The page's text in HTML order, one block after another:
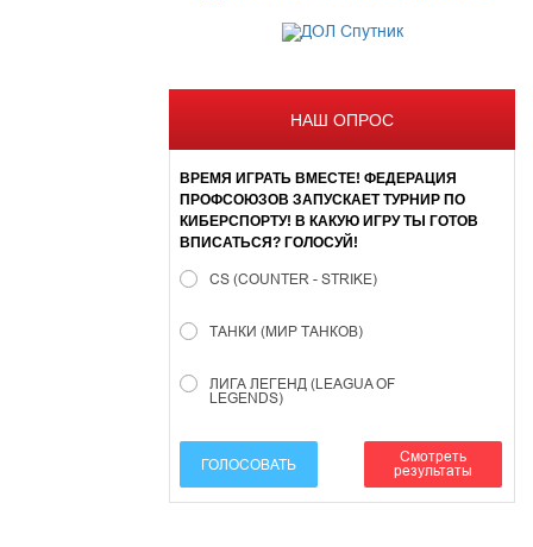
НАШ ОПРОС
ВРЕМЯ ИГРАТЬ ВМЕСТЕ! ФЕДЕРАЦИЯ
ПРОФСОЮЗОВ ЗАПУСКАЕТ ТУРНИР ПО
КИБЕРСПОРТУ! В КАКУЮ ИГРУ ТЫ ГОТОВ
ВПИСАТЬСЯ? ГОЛОСУЙ!
CS (COUNTER - STRIKE)
ТАНКИ (МИР ТАНКОВ)
ЛИГА ЛЕГЕНД (LEAGUA OF
LEGENDS)
ГОЛОСОВАТЬ
Смотреть
результаты